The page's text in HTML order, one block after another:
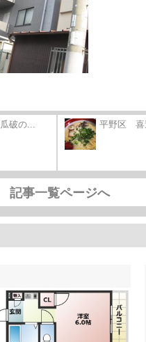
破の... 平野区 喜
記事一覧ページへ